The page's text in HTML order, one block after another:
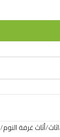
اثاث أثاث غرفة النوم